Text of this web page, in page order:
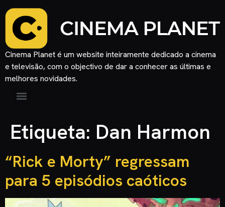
Cinema Planet é um website inteiramente dedicado a cinema
e televisão, com o objectivo de dar a conhecer as últimas e
melhores novidades.
Etiqueta: Dan Harmon
“Rick e Morty” regressam
para 5 episódios caóticos